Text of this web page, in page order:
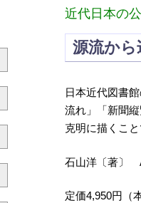
近代日本の
源流か
日本近代図書
流れ」「新聞
克明に描くこ
石山洋〔著〕
定価4,950円（